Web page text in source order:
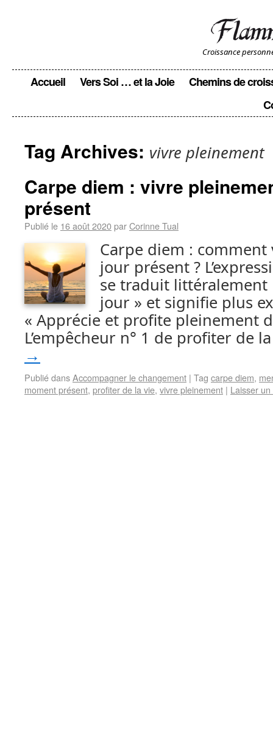
Croissance
Accueil Vers Soi … et la Joie
Chemins de
Tag Archives: vivre pleinement
Carpe diem : vivre
présent
Publié le 16 août 2020parCorinne Tual
Carpe diem :
jour présent ?
se traduit littéralement
jour » et signifie plus
« Apprécie et profite pleinement
L’empêcheur n° 1 de profiter de
→
Publié dansAccompagner le changement | Tag carpe diem,
moment présent, profiter de la vie, vivre pleinement | Laisser